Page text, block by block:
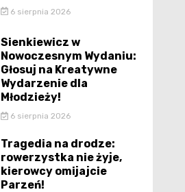
6 sierpnia 2026
Sienkiewicz w
Nowoczesnym Wydaniu:
Głosuj na Kreatywne
Wydarzenie dla
Młodzieży!
6 sierpnia 2026
Tragedia na drodze:
rowerzystka nie żyje,
kierowcy omijajcie
Parzeń!